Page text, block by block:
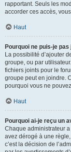
rapportant. Seuls les
accorder ces accès,
Haut
Pourquoi ne puis-je
La possibilité d’ajouter
groupe, ou par
fichiers joints pour le
groupe peut en joindre.
pourquoi vous ne
Haut
Pourquoi ai-je reçu un
Chaque administrateur
avez dérogé à une
c’est la décision de